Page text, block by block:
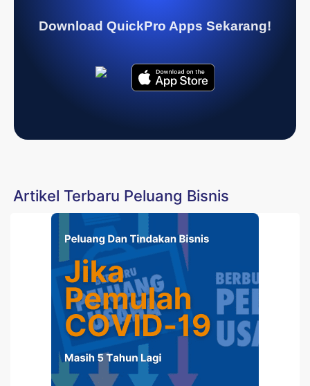
Download QuickPro Apps Sekarang!
Artikel Terbaru Peluang Bisnis